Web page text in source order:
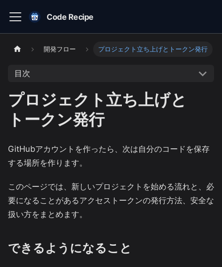
Code Recipe
開発フロー プロジェクト立ち上げとトークン発行
目次
プロジェクト立ち上げと
トークン発行
GitHubアカウントを作ったら、次は自分のコードを保存
する場所を作ります。
このページでは、新しいプロジェクトを始める流れと、必
要になることがあるアクセストークンの発行方法、安全な
扱い方をまとめます。
できるようになること